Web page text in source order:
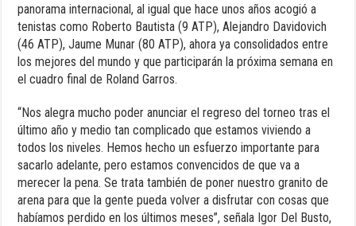
panorama internacional, al igual que hace unos años acogió a
tenistas como Roberto Bautista (9 ATP), Alejandro Davidovich
(46 ATP), Jaume Munar (80 ATP), ahora ya consolidados entre
los mejores del mundo y que participarán la próxima semana en
el cuadro final de Roland Garros.
“Nos alegra mucho poder anunciar el regreso del torneo tras el
último año y medio tan complicado que estamos viviendo a
todos los niveles. Hemos hecho un esfuerzo importante para
sacarlo adelante, pero estamos convencidos de que va a
merecer la pena. Se trata también de poner nuestro granito de
arena para que la gente pueda volver a disfrutar con cosas que
habíamos perdido en los últimos meses”, señala Igor Del Busto,